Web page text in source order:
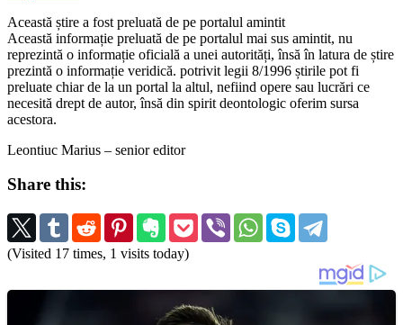
Această știre a fost preluată de pe portalul amintit
Această informație preluată de pe portalul mai sus amintit, nu
reprezintă o informație oficială a unei autorități, însă în latura de știre
prezintă o informație veridică. potrivit legii 8/1996 știrile pot fi
preluate chiar de la un portal la altul, nefiind opere sau lucrări ce
necesită drept de autor, însă din spirit deontologic oferim sursa
acestora.
Leontiuc Marius – senior editor
Share this:
(Visited 17 times, 1 visits today)